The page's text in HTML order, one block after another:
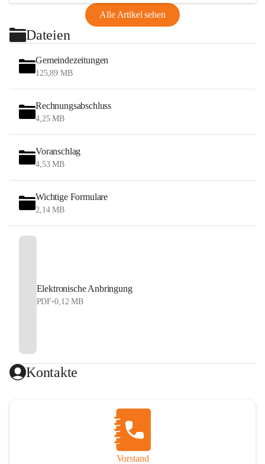
Alle Artikel sehen
Dateien
Gemeindezeitungen
125,89 MB
Rechnungsabschluss
4,25 MB
Voranschlag
4,53 MB
Wichtige Formulare
2,14 MB
Elektronische Anbringung
PDF•0,12 MB
Kontakte
Vorstand